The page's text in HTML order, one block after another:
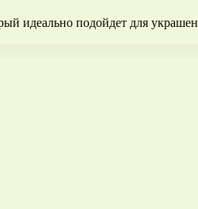
идеально подойдет для